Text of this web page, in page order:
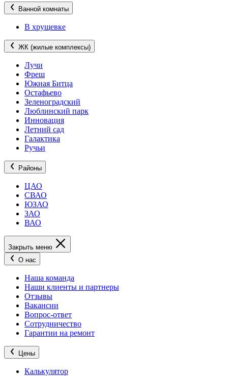
Ванной комнаты
В хрущевке
ЖК (жилые комплексы)
Лучи
Фреш
Южная Битца
Остафьево
Зеленоградский
Люблинский парк
Инновация
Летний сад
Галактика
Ручьи
Районы
ЦАО
СВАО
ЮЗАО
ЗАО
ВАО
Закрыть меню
О нас
Наша команда
Наши клиенты и партнеры
Отзывы
Вакансии
Вопрос-ответ
Сотрудничество
Гарантии на ремонт
Цены
Калькулятор